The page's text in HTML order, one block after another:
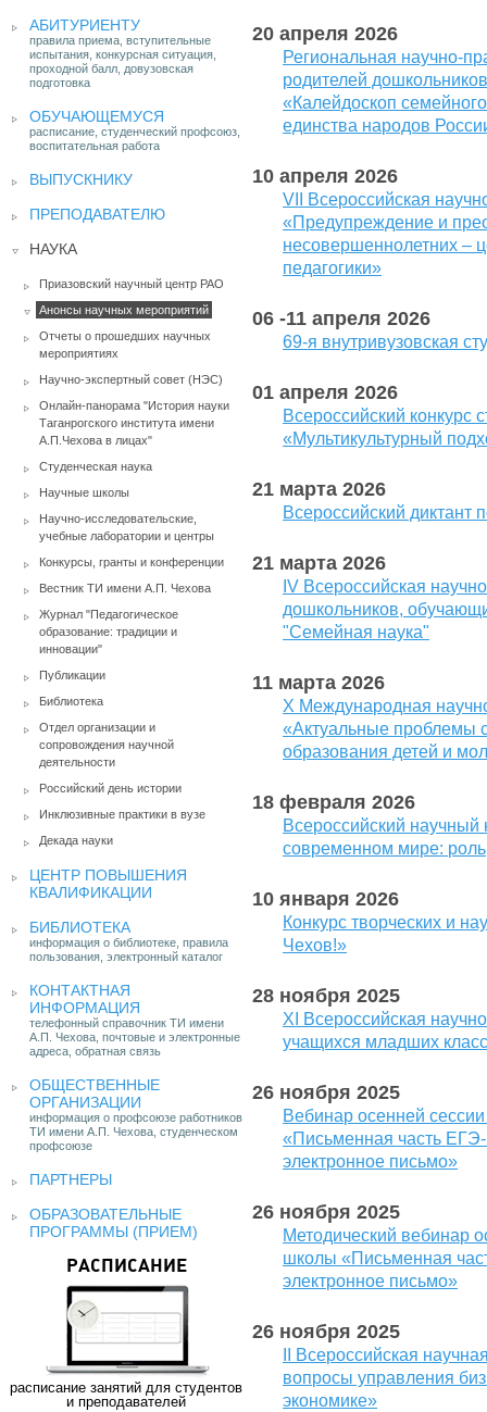
АБИТУРИЕНТУ
правила приема, вступительные
испытания, конкурсная ситуация,
проходной балл, довузовская
подготовка
ОБУЧАЮЩЕМУСЯ
расписание, студенческий профсоюз,
воспитательная работа
ВЫПУСКНИКУ
ПРЕПОДАВАТЕЛЮ
НАУКА
Приазовский научный центр РАО
Анонсы научных мероприятий
Отчеты о прошедших научных
мероприятиях
Научно-экспертный совет (НЭС)
Онлайн-панорама "История науки
Таганрогского института имени
А.П.Чехова в лицах"
Студенческая наука
Научные школы
Научно-исследовательские,
учебные лаборатории и центры
Конкурсы, гранты и конференции
Вестник ТИ имени А.П. Чехова
Журнал "Педагогическое
образование: традиции и
инновации"
Публикации
Библиотека
Отдел организации и
сопровождения научной
деятельности
Российский день истории
Инклюзивные практики в вузе
Декада науки
ЦЕНТР ПОВЫШЕНИЯ
КВАЛИФИКАЦИИ
БИБЛИОТЕКА
информация о библиотеке, правила
пользования, электронный каталог
КОНТАКТНАЯ
ИНФОРМАЦИЯ
телефонный справочник ТИ имени
А.П. Чехова, почтовые и электронные
адреса, обратная связь
ОБЩЕСТВЕННЫЕ
ОРГАНИЗАЦИИ
информация о профсоюзе работников
ТИ имени А.П. Чехова, студенческом
профсоюзе
ПАРТНЕРЫ
ОБРАЗОВАТЕЛЬНЫЕ
ПРОГРАММЫ (ПРИЕМ)
РАСПИСАНИЕ
расписание занятий для студентов
и преподавателей
20 апреля 2026
Региональная научно-
родителей
«Калейдоскоп
единства народов
10 апреля 2026
VII Всероссийская
«Предупреждение и
несовершеннолетних –
педагогики»
06 -11 апреля 2026
69-я внутривузовская
01 апреля 2026
Всероссийский конкурс
«Мультикультурный
21 марта 2026
Всероссийский диктант
21 марта 2026
IV Всероссийская
дошкольников,
"Семейная наука"
11 марта 2026
X Международная
«Актуальные проблемы
образования детей и
18 февраля 2026
Всероссийский научный
современном мире:
10 января 2026
Конкурс творческих и
Чехов!»
28 ноября 2025
XI Всероссийская
учащихся младших
26 ноября 2025
Вебинар осенней
«Письменная часть
электронное письмо»
26 ноября 2025
Методический вебинар
школы «Письменная
электронное письмо»
26 ноября 2025
II Всероссийская
вопросы управления
экономике»